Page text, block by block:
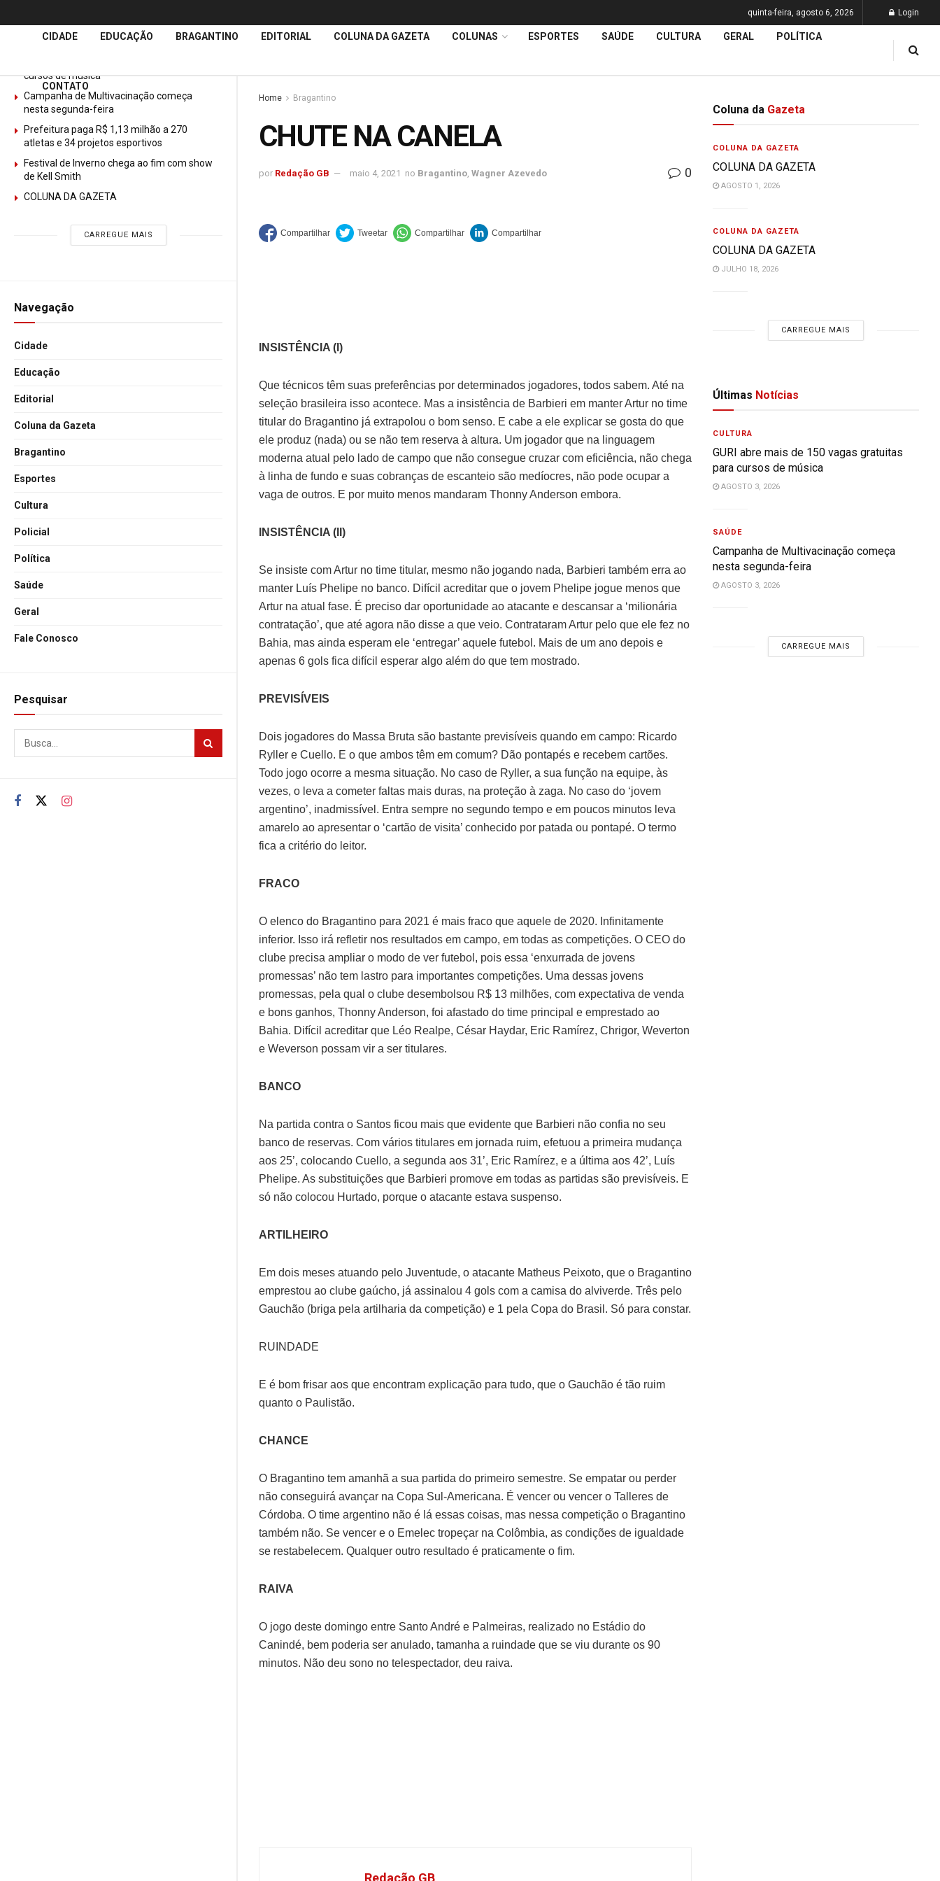
ÚltimasNotícias
cursos de música
Campanha de Multivacinação começa
nesta segunda-feira
Prefeitura paga R$ 1,13 milhão a 270
atletas e 34 projetos esportivos
Festival de Inverno chega ao fim com show
de Kell Smith
COLUNA DA GAZETA
CARREGUE MAIS
Navegação
Cidade
Educação
Editorial
Coluna da Gazeta
Bragantino
Esportes
Cultura
Policial
Política
Saúde
Geral
Fale Conosco
Pesquisar
quinta-feira, agosto 6, 2026 Login
CIDADE EDUCAÇÃO BRAGANTINO EDITORIAL COLUNA DA GAZETA COLUNAS ESPORTES SAÚDE CULTURA GERAL POLÍTICA
CONTATO
Home Bragantino
CHUTE NA CANELA
por Redação GB maio 4, 2021 no Bragantino Wagner Azevedo 0
INSISTÊNCIA (I)
Que técnicos têm suas preferências por determinados jogadores, todos sabem. Até na
seleção brasileira isso acontece. Mas a insistência de Barbieri em manter Artur no time
titular do Bragantino já extrapolou o bom senso. E cabe a ele explicar se gosta do que
ele produz (nada) ou se não tem reserva à altura. Um jogador que na linguagem
moderna atual pelo lado de campo que não consegue cruzar com eficiência, não chega
à linha de fundo e suas cobranças de escanteio são medíocres, não pode ocupar a
vaga de outros. E por muito menos mandaram Thonny Anderson embora.
INSISTÊNCIA (II)
Se insiste com Artur no time titular, mesmo não jogando nada, Barbieri também erra ao
manter Luís Phelipe no banco. Difícil acreditar que o jovem Phelipe jogue menos que
Artur na atual fase. É preciso dar oportunidade ao atacante e descansar a ‘milionária
contratação’, que até agora não disse a que veio. Contrataram Artur pelo que ele fez no
Bahia, mas ainda esperam ele ‘entregar’ aquele futebol. Mais de um ano depois e
apenas 6 gols fica difícil esperar algo além do que tem mostrado.
PREVISÍVEIS
Dois jogadores do Massa Bruta são bastante previsíveis quando em campo: Ricardo
Ryller e Cuello. E o que ambos têm em comum? Dão pontapés e recebem cartões.
Todo jogo ocorre a mesma situação. No caso de Ryller, a sua função na equipe, às
vezes, o leva a cometer faltas mais duras, na proteção à zaga. No caso do ‘jovem
argentino’, inadmissível. Entra sempre no segundo tempo e em poucos minutos leva
amarelo ao apresentar o ‘cartão de visita’ conhecido por patada ou pontapé. O termo
fica a critério do leitor.
FRACO
O elenco do Bragantino para 2021 é mais fraco que aquele de 2020. Infinitamente
inferior. Isso irá refletir nos resultados em campo, em todas as competições. O CEO do
clube precisa ampliar o modo de ver futebol, pois essa ‘enxurrada de jovens
promessas’ não tem lastro para importantes competições. Uma dessas jovens
promessas, pela qual o clube desembolsou R$ 13 milhões, com expectativa de venda
e bons ganhos, Thonny Anderson, foi afastado do time principal e emprestado ao
Bahia. Difícil acreditar que Léo Realpe, César Haydar, Eric Ramírez, Chrigor, Weverton
e Weverson possam vir a ser titulares.
BANCO
Na partida contra o Santos ficou mais que evidente que Barbieri não confia no seu
banco de reservas. Com vários titulares em jornada ruim, efetuou a primeira mudança
aos 25’, colocando Cuello, a segunda aos 31’, Eric Ramírez, e a última aos 42’, Luís
Phelipe. As substituições que Barbieri promove em todas as partidas são previsíveis. E
só não colocou Hurtado, porque o atacante estava suspenso.
ARTILHEIRO
Em dois meses atuando pelo Juventude, o atacante Matheus Peixoto, que o Bragantino
emprestou ao clube gaúcho, já assinalou 4 gols com a camisa do alviverde. Três pelo
Gauchão (briga pela artilharia da competição) e 1 pela Copa do Brasil. Só para constar.
RUINDADE
E é bom frisar aos que encontram explicação para tudo, que o Gauchão é tão ruim
quanto o Paulistão.
CHANCE
O Bragantino tem amanhã a sua partida do primeiro semestre. Se empatar ou perder
não conseguirá avançar na Copa Sul-Americana. É vencer ou vencer o Talleres de
Córdoba. O time argentino não é lá essas coisas, mas nessa competição o Bragantino
também não. Se vencer e o Emelec tropeçar na Colômbia, as condições de igualdade
se restabelecem. Qualquer outro resultado é praticamente o fim.
RAIVA
O jogo deste domingo entre Santo André e Palmeiras, realizado no Estádio do
Canindé, bem poderia ser anulado, tamanha a ruindade que se viu durante os 90
minutos. Não deu sono no telespectador, deu raiva.
Redação GB
Coluna da Gazeta
COLUNA DA GAZETA
COLUNA DA GAZETA
AGOSTO 1, 2026
COLUNA DA GAZETA
COLUNA DA GAZETA
JULHO 18, 2026
CARREGUE MAIS
Últimas Notícias
CULTURA
GURI abre mais de 150 vagas gratuitas
para cursos de música
AGOSTO 3, 2026
SAÚDE
Campanha de Multivacinação começa
nesta segunda-feira
AGOSTO 3, 2026
CARREGUE MAIS